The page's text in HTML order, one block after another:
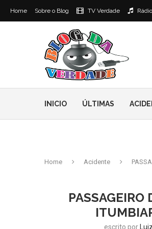
Home Sobre o Blog TV Verdade
INICIO ÚLTIMAS
Home Acidente
PASSAGEIRO
escrito por